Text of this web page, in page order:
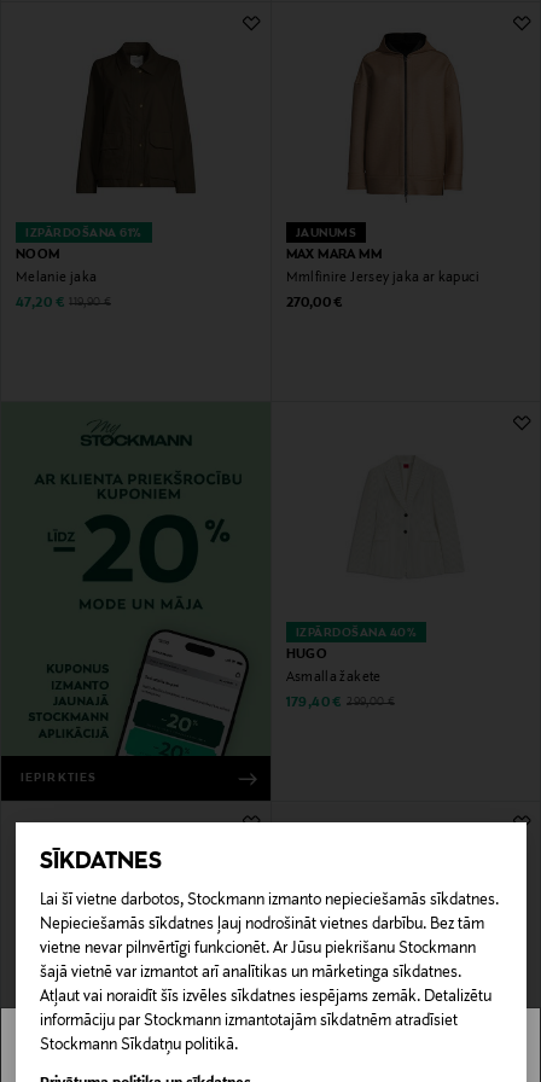
SĪKDATNES
Lai šī vietne darbotos, Stockmann izmanto nepieciešamās sīkdatnes.
Nepieciešamās sīkdatnes ļauj nodrošināt vietnes darbību. Bez tām
vietne nevar pilnvērtīgi funkcionēt. Ar Jūsu piekrišanu Stockmann
šajā vietnē var izmantot arī analītikas un mārketinga sīkdatnes.
Atļaut vai noraidīt šīs izvēles sīkdatnes iespējams zemāk. Detalizētu
informāciju par Stockmann izmantotajām sīkdatnēm atradīsiet
Stockmann Sīkdatņu politikā.
IZPĀRDOŠANA 61%
NOOM
Melanie jaka
Discounted Price
47,20 € Original Price
119,90 €
JAUNUMS
MAX MARA MM
Mmlfinire Jersey jaka ar kapuci
Original Price
270,00 €
IEPIRKTIES
IZPĀRDOŠANA 40%
HUGO
Asmalla žakete
Discounted Price
179,40 € Original Price
299,00 €
IZPĀRDOŠANA 40%
ALLSAINTS
Elias merīnvilnas jaka
Stockmann nav pieejams tavā valstī.